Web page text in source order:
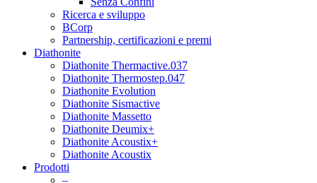
Ricerca e sviluppo
BCorp
Partnership, certificazioni e premi
Diathonite
Diathonite Thermactive.037
Diathonite Thermostep.047
Diathonite Evolution
Diathonite Sismactive
Diathonite Massetto
Diathonite Deumix+
Diathonite Acoustix+
Diathonite Acoustix
Prodotti
–